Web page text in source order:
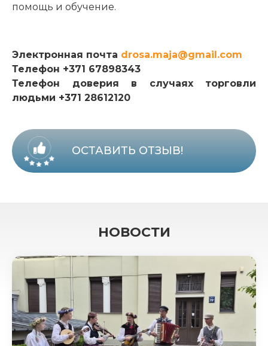
помощь и обучение.
Электронная почта drosa.maja@gmail.com
Телефон +371 67898343
Телефон доверия в случаях торговли
людьми +371 28612120
ОСТАВИТЬ ОТЗЫВ!
НОВОСТИ